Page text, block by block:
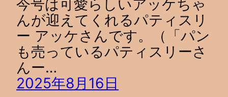
今号は可愛らしいアッケちゃ
んが迎えてくれるパティスリ
ー アッケさんです。（「パン
も売っているパティスリーさ
んー…
2025年8月16日